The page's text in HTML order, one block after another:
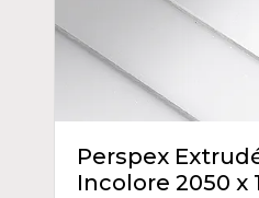
Perspex
Incolore 2050 x